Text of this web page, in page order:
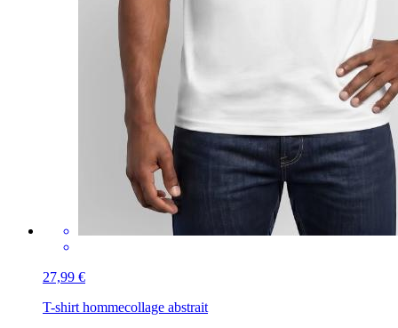
27,99 €
T-shirt hommecollage abstrait